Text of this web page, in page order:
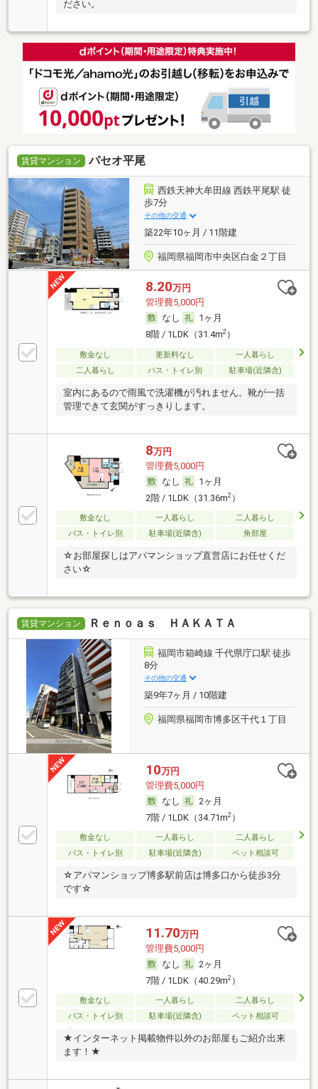
ださい。
賃貸マンション パセオ平尾
西鉄天神大牟田線 西鉄平尾駅 徒
歩7分
その他の交通
築22年10ヶ月 / 11階建
福岡県福岡市中央区白金２丁目
8.20万円
管理費5,000円
なし
1ヶ月
8階 / 1LDK（31.4m2）
敷金なし 更新料なし
一人暮らし
二人暮らし
バス・トイレ別 駐車場(近隣含)
室内にあるので雨風で洗濯機が汚れません。靴が一括
管理できて玄関がすっきりします。
8万円
管理費5,000円
なし
1ヶ月
2階 / 1LDK（31.36m2）
敷金なし 一人暮らし
二人暮らし
バス・トイレ別
駐車場(近隣含) 角部屋
☆お部屋探しはアパマンショップ直営店にお任せくだ
さい☆
賃貸マンション Ｒｅｎｏａｓ ＨＡＫＡＴＡ
福岡市箱崎線 千代県庁口駅 徒歩
8分
その他の交通
築9年7ヶ月 / 10階建
福岡県福岡市博多区千代１丁目
10万円
管理費5,000円
なし
2ヶ月
7階 / 1LDK（34.71m2）
敷金なし 一人暮らし
二人暮らし
バス・トイレ別
駐車場(近隣含) ペット相談可
☆アパマンショップ博多駅前店は博多口から徒歩3分
です☆
11.70万円
管理費5,000円
なし
2ヶ月
7階 / 1LDK（40.29m2）
敷金なし 一人暮らし
二人暮らし
バス・トイレ別
駐車場(近隣含) ペット相談可
★インターネット掲載物件以外のお部屋もご紹介出来
ます！★